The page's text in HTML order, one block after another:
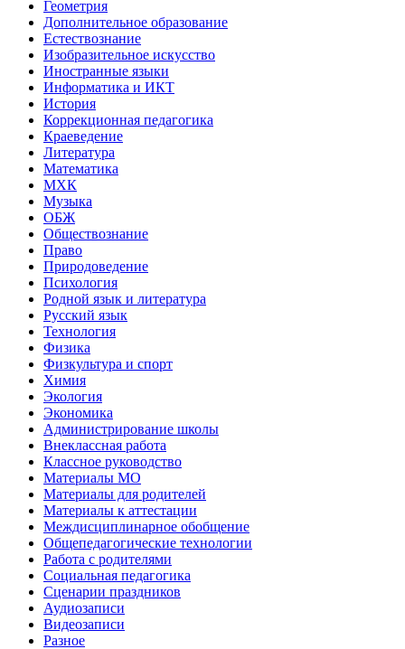
Геометрия
Дополнительное образование
Естествознание
Изобразительное искусство
Иностранные языки
Информатика и ИКТ
История
Коррекционная педагогика
Краеведение
Литература
Математика
МХК
Музыка
ОБЖ
Обществознание
Право
Природоведение
Психология
Родной язык и литература
Русский язык
Технология
Физика
Физкультура и спорт
Химия
Экология
Экономика
Администрирование школы
Внеклассная работа
Классное руководство
Материалы МО
Материалы для родителей
Материалы к аттестации
Междисциплинарное обобщение
Общепедагогические технологии
Работа с родителями
Социальная педагогика
Сценарии праздников
Аудиозаписи
Видеозаписи
Разное